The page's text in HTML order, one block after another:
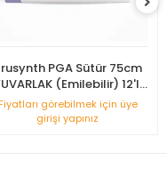
PGA Sütür 75cm
(Emilebilir) 12'li
Kutu No: 2/0
Fiyatları görebilmek için üye
girişi yapınız